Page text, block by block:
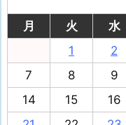
月
火 水
1
2
7
8 9
14
15 16